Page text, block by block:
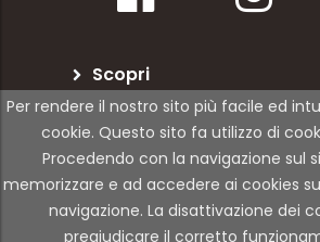
Per rendere il nostro sito più facile ed
cookie. Questo sito fa utilizzo di
Procedendo con la navigazione sul
memorizzare e ad accedere ai cookies
navigazione. La disattivazione dei
pregiudicare il corretto
Scopri
BeerTravel
Per le attività